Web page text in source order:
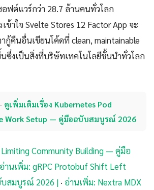
ต์แวร์กว่า 28.7 ล้านคนทั่วโลก
ข้าใจ Svelte Stores 12 Factor App จะ
กู้คืนอื่นเขียนโค้ดที่ clean, maintainable
ซึ่งเป็นสิ่งที่บริษัทเทคโนโลยีชั้นนำทั่วโลก
ดูเพิ่มเติมเรื่อง Kubernetes Pod
Work Setup — คู่มือฉบับสมบูรณ์ 2026
Community Building — คู่มือ
อ่านเพิ่ม: gRPC Protobuf Shift Left
สมบูรณ์ 2026 | · อ่านเพิ่ม: Nextra MDX